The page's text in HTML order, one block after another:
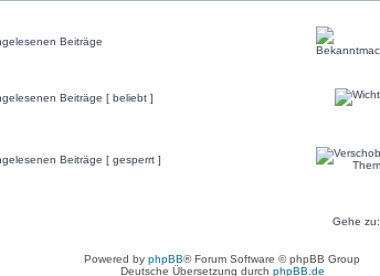
Beiträge
Beiträge [ beliebt ]
Beiträge [ gesperrt ]
Gehe zu:
Powered by phpBB® Forum Software © phpBB Group
Deutsche Übersetzung durch phpBB.de